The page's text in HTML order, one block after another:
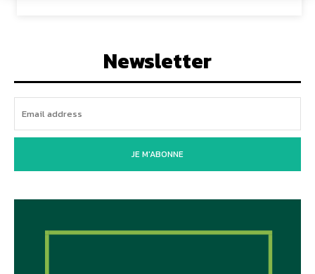
Newsletter
JE M'ABONNE